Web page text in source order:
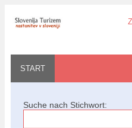
START
Suche nach Stichwort: